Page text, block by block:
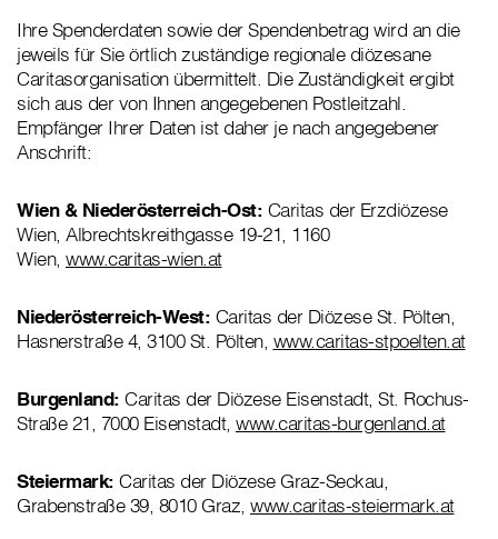
Ihre Spenderdaten sowie der Spendenbetrag wird an die
jeweils für Sie örtlich zuständige regionale diözesane
Caritasorganisation übermittelt. Die Zuständigkeit ergibt
sich aus der von Ihnen angegebenen Postleitzahl.
Empfänger Ihrer Daten ist daher je nach angegebener
Anschrift:
Wien & Niederösterreich-Ost: Caritas der Erzdiözese
Wien, Albrechtskreithgasse 19-21, 1160
Wien, www.caritas-wien.at
Niederösterreich-West: Caritas der Diözese St. Pölten,
Hasnerstraße 4, 3100 St. Pölten, www.caritas-stpoelten.at
Burgenland: Caritas der Diözese Eisenstadt, St. Rochus-
Straße 21, 7000 Eisenstadt, www.caritas-burgenland.at
Steiermark: Caritas der Diözese Graz-Seckau,
Grabenstraße 39, 8010 Graz, www.caritas-steiermark.at